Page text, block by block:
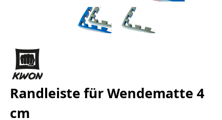
Randleiste für Wendematte 4
cm